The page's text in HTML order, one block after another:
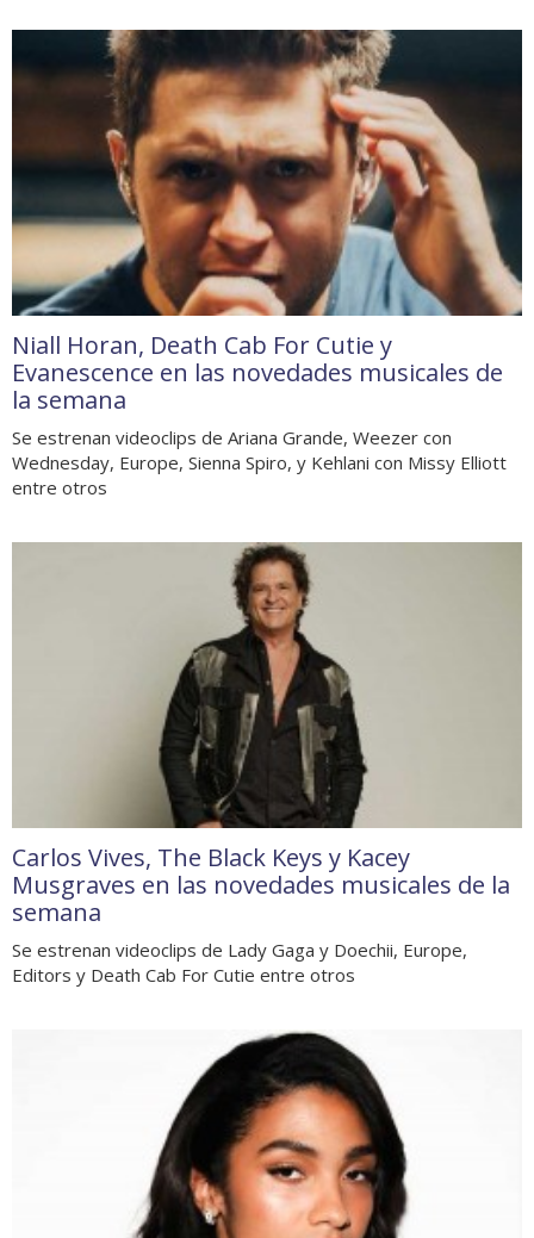
Niall Horan, Death Cab For Cutie y
Evanescence en las novedades musicales de
la semana
Se estrenan videoclips de Ariana Grande, Weezer con
Wednesday, Europe, Sienna Spiro, y Kehlani con Missy Elliott
entre otros
Carlos Vives, The Black Keys y Kacey
Musgraves en las novedades musicales de la
semana
Se estrenan videoclips de Lady Gaga y Doechii, Europe,
Editors y Death Cab For Cutie entre otros